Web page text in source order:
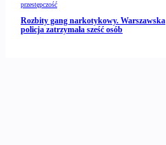
przestępczość
Rozbity gang narkotykowy. Warszawska
policja zatrzymała sześć osób